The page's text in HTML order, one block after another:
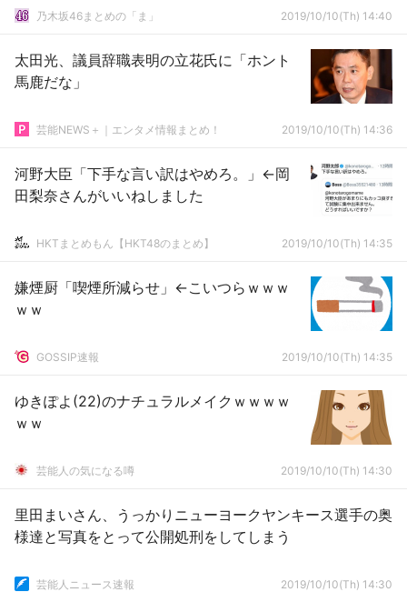
乃木坂46まとめの「ま」 2019/10/10(Th) 14:40
太田光、議員辞職表明の立花氏に「ホント
馬鹿だな」
芸能NEWS＋｜エンタメ情報まとめ！ 2019/10/10(Th) 14:36
河野大臣「下手な言い訳はやめろ。」←岡
田梨奈さんがいいねしました
HKTまとめもん【HKT48のまとめ】 2019/10/10(Th) 14:35
嫌煙厨「喫煙所減らせ」←こいつらｗｗｗ
ｗｗ
GOSSIP速報 2019/10/10(Th) 14:35
ゆきぽよ(22)のナチュラルメイクｗｗｗｗ
ｗｗ
芸能人の気になる噂 2019/10/10(Th) 14:30
里田まいさん、うっかりニューヨークヤンキース選手の奥
様達と写真をとって公開処刑をしてしまう
芸能人ニュース速報 2019/10/10(Th) 14:30